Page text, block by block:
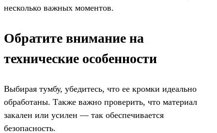
несколько важных моментов.
Обратите внимание на
технические особенности
Выбирая тумбу, убедитесь, что ее кромки идеально
обработаны. Также важно проверить, что материал
закален или усилен — так обеспечивается
безопасность.